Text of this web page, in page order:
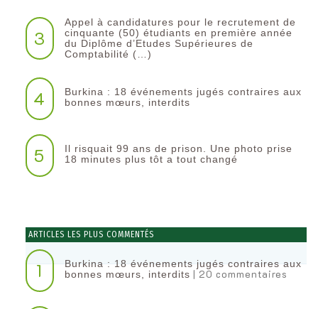
3
Appel à candidatures pour le recrutement de
cinquante (50) étudiants en première année
du Diplôme d’Etudes Supérieures de
Comptabilité (…)
4
Burkina : 18 événements jugés contraires aux
bonnes mœurs, interdits
5
Il risquait 99 ans de prison. Une photo prise
18 minutes plus tôt a tout changé
ARTICLES LES PLUS COMMENTÉS
1
Burkina : 18 événements jugés contraires aux
bonnes mœurs, interdits | 20 commentaires